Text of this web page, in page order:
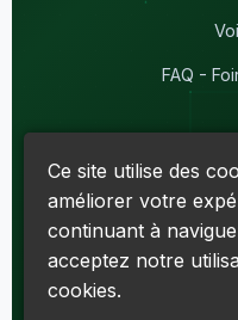
FAQ -
© 2026Maddison
Politique de confidentialité
Numéro d'entreprise du
R138919030RT0001
Ce site utilise des
améliorer votre
continuant à
acceptez notre
cookies.